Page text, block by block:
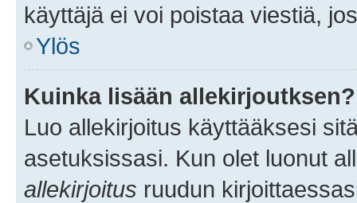
käyttäjä ei voi poistaa viestiä,
Ylös
Kuinka lisään allekirjoutksen?
Luo allekirjoitus käyttääksesi
asetuksissasi. Kun olet luonut
allekirjoitus ruudun